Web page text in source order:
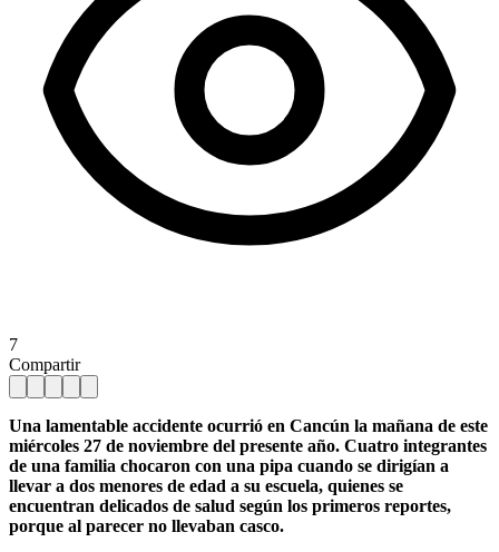
7
Compartir
Una lamentable accidente ocurrió en Cancún la mañana de este
miércoles 27 de noviembre del presente año. Cuatro integrantes
de una familia chocaron con una pipa cuando se dirigían a
llevar a dos menores de edad a su escuela, quienes se
encuentran delicados de salud según los primeros reportes,
porque al parecer no llevaban casco.